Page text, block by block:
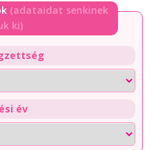
(adataidat senkinek
ki)
év